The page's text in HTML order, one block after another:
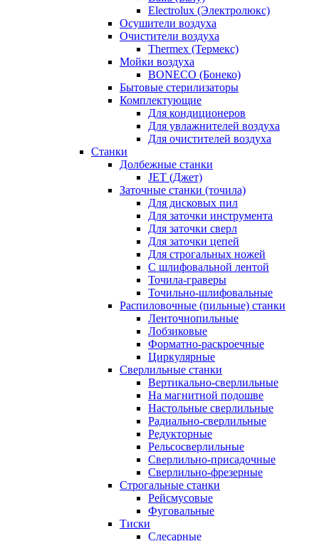
Electrolux (Электролюкс)
Осушители воздуха
Очистители воздуха
Thermex (Термекс)
Мойки воздуха
BONECO (Бонеко)
Бытовые стерилизаторы
Комплектующие
Для кондиционеров
Для увлажнителей воздуха
Для очистителей воздуха
Станки
Долбежные станки
JET (Джет)
Заточные станки (точила)
Для дисковых пил
Для заточки инструмента
Для заточки сверл
Для заточки цепей
Для строгальных ножей
С шлифовальной лентой
Точила-граверы
Точильно-шлифовальные
Распиловочные (пильные) станки
Ленточнопильные
Лобзиковые
Форматно-раскроечные
Циркулярные
Сверлильные станки
Вертикально-сверлильные
На магнитной подошве
Настольные сверлильные
Радиально-сверлильные
Редукторные
Рельсосверлильные
Сверлильно-присадочные
Сверлильно-фрезерные
Строгальные станки
Рейсмусовые
Фуговальные
Тиски
Слесарные